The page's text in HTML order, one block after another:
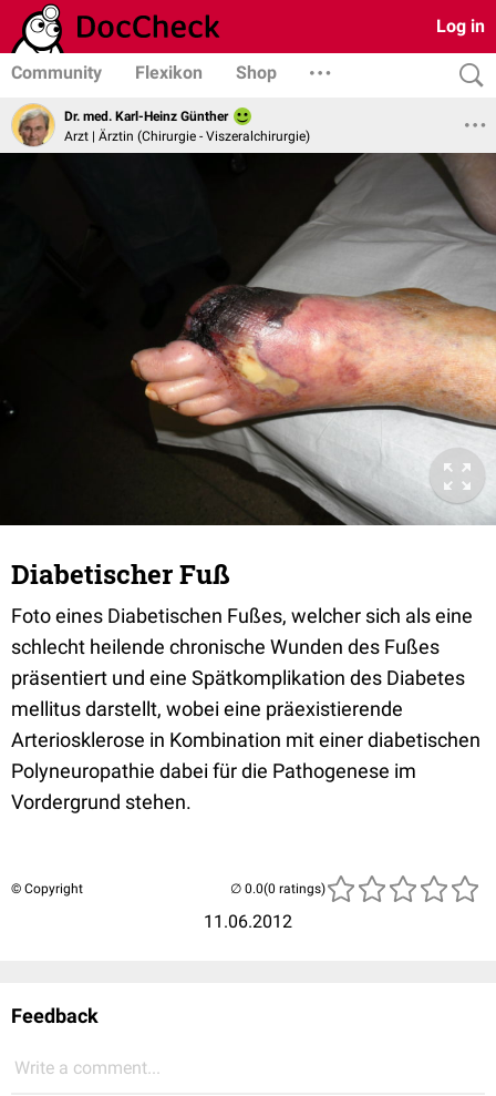
Log in
Community Flexikon Shop
Dr. med. Karl-Heinz Günther
Arzt | Ärztin (Chirurgie - Viszeralchirurgie)
Diabetischer Fuß
Foto eines Diabetischen Fußes, welcher sich als eine
schlecht heilende chronische Wunden des Fußes
präsentiert und eine Spätkomplikation des Diabetes
mellitus darstellt, wobei eine präexistierende
Arteriosklerose in Kombination mit einer diabetischen
Polyneuropathie dabei für die Pathogenese im
Vordergrund stehen.
© Copyright
11.06.2012
(0 ratings)
Feedback
Write a comment...